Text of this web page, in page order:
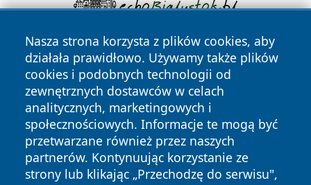
Nasza strona korzysta z plików cookies, aby
działała prawidłowo. Używamy także plików
cookies i podobnych technologii od
zewnętrznych dostawców w celach
analitycznych, marketingowych i
społecznościowych. Informacje te mogą być
przetwarzane również przez naszych
partnerów. Kontynuując korzystanie ze
strony lub klikając „Przechodzę do serwisu",
Copyright © 2026 zycieboleslawca.pl Wszystkie prawa
zastrzeżone.